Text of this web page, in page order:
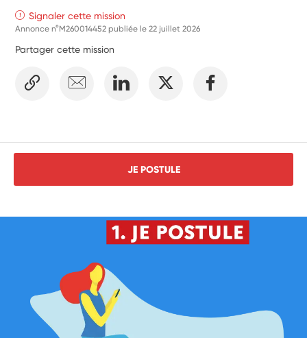
Signaler cette mission
Annonce n°M260014452 publiée le22 juillet 2026
Partager cette mission
JE POSTULE